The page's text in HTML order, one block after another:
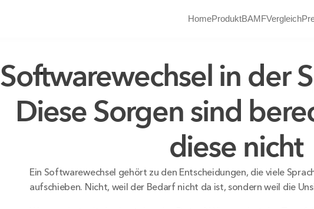
Softwarewechsel in der
Diese Sorgen sind
diese nicht
Ein Softwarewechsel gehört zu den Entscheidungen, die viele
aufschieben. Nicht, weil der Bedarf nicht da ist, sondern weil die
HomeProduktBAMFVergleich